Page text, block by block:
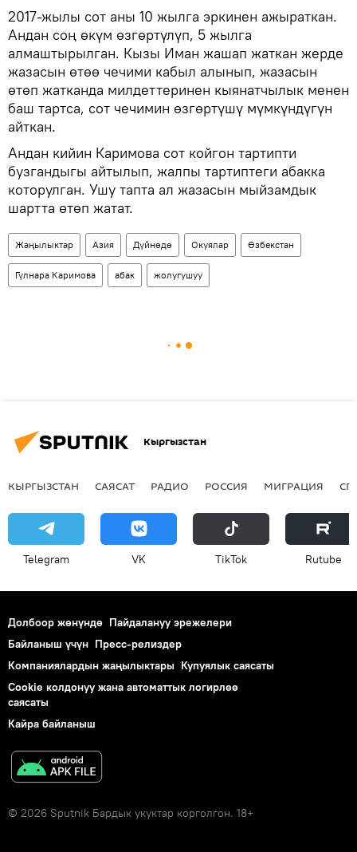
2017-жылы сот аны 10 жылга эркинен ажыраткан.
Андан соң өкүм өзгөртүлүп, 5 жылга
алмаштырылган. Кызы Иман жашап жаткан жерде
жазасын өтөө чечими кабыл алынып, жазасын
өтөп жатканда милдеттеринен кыянатчылык менен
баш тартса, сот чечимин өзгөртүшү мүмкүндүгүн
айткан.
Андан кийин Каримова сот койгон тартипти
бузгандыгы айтылып, жалпы тартиптеги абакка
которулган. Ушу тапта ал жазасын мыйзамдык
шартта өтөп жатат.
Жаңылыктар Азия Дүйнөдө Окуялар Өзбекстан
Гүлнара Каримова абак жолугушуу
Кыргызстан
КЫРГЫЗСТАН САЯСАТ РАДИО РОССИЯ МИГРАЦИЯ
Telegram VK ТikТоk Rutube
Долбоор жөнүндө Пайдалануу эрежелери
Байланыш үчүн Пресс-релиздер
Компаниялардын жаңылыктары Купуялык саясаты
Cookie колдонуу жана автоматтык логирлөө
саясаты
Кайра байланыш
© 2026 Sputnik Бардык укуктар корголгон. 18+